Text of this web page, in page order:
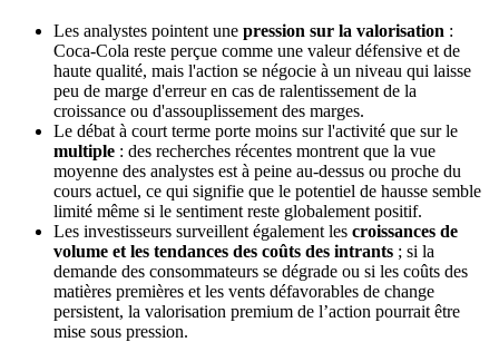
Les analystes pointent une pression sur la valorisation :
Coca-Cola reste perçue comme une valeur défensive et de
haute qualité, mais l'action se négocie à un niveau qui laisse
peu de marge d'erreur en cas de ralentissement de la
croissance ou d'assouplissement des marges.
Le débat à court terme porte moins sur l'activité que sur le
multiple : des recherches récentes montrent que la vue
moyenne des analystes est à peine au-dessus ou proche du
cours actuel, ce qui signifie que le potentiel de hausse semble
limité même si le sentiment reste globalement positif.
Les investisseurs surveillent également les croissances de
volume et les tendances des coûts des intrants ; si la
demande des consommateurs se dégrade ou si les coûts des
matières premières et les vents défavorables de change
persistent, la valorisation premium de l’action pourrait être
mise sous pression.